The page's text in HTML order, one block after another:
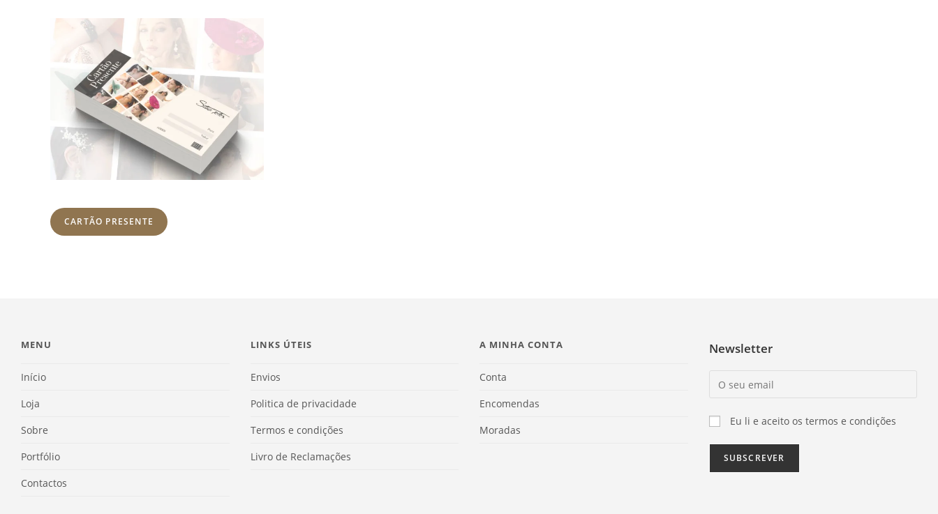
CARTÃO PRESENTE
MENU
Início
Loja
Sobre
Portfólio
Contactos
LINKS ÚTEIS
Envios
Politica de privacidade
Termos e condições
Livro de Reclamações
A MINHA CONTA
Conta
Encomendas
Moradas
Newsletter
Eu li e aceito os termos e condições